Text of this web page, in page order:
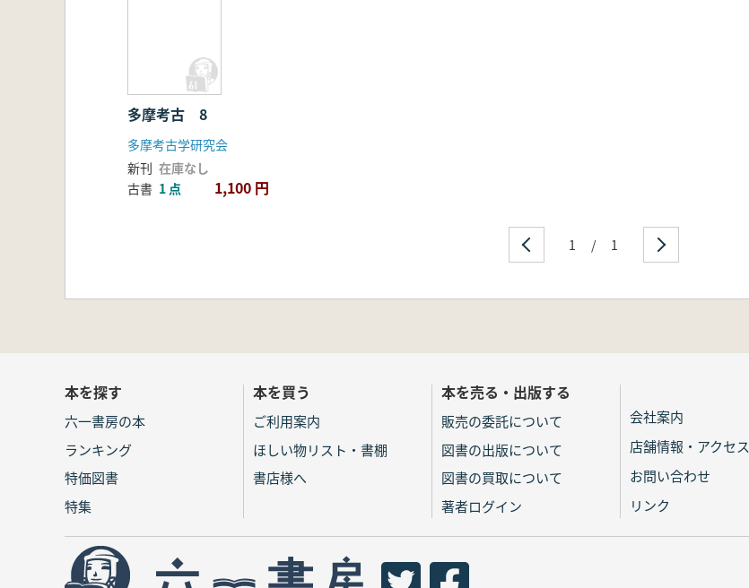
多摩考古 8
多摩考古学研究会
新刊 在庫なし
古書 1 点 1,100 円
1 / 1
本を探す
六一書房の本
ランキング
特価図書
特集
本を買う
ご利用案内
ほしい物リスト・書棚
書店様へ
本を売る・出版する
販売の委託について
図書の出版について
図書の買取について
著者ログイン
会社案内
店舗情報・アクセス
お問い合わせ
リンク